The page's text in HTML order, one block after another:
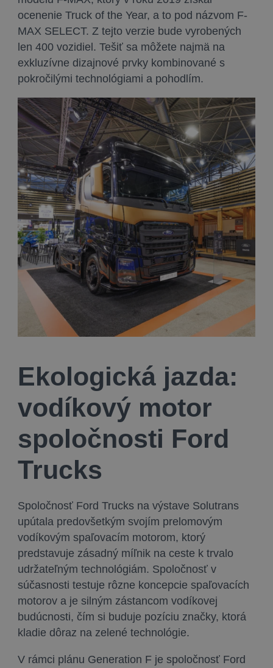
ocenenie Truck of the Year, a to pod názvom F-
MAX SELECT. Z tejto verzie bude vyrobených
len 400 vozidiel. Tešiť sa môžete najmä na
exkluzívne dizajnové prvky kombinované s
pokročilými technológiami a pohodlím.
Ekologická jazda:
vodíkový motor
spoločnosti Ford
Trucks
Spoločnosť Ford Trucks na výstave Solutrans
upútala predovšetkým svojím prelomovým
vodíkovým spaľovacím motorom, ktorý
predstavuje zásadný míľnik na ceste k trvalo
udržateľným technológiám. Spoločnosť v
súčasnosti testuje rôzne koncepcie spaľovacích
motorov a je silným zástancom vodíkovej
budúcnosti, čím si buduje pozíciu značky, ktorá
kladie dôraz na zelené technológie.
V rámci plánu Generation F je spoločnosť Ford